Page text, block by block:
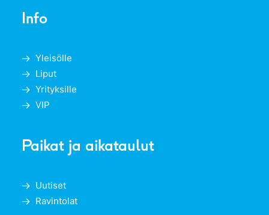
Info
Yleisölle
Liput
Yrityksille
VIP
Paikat ja aikataulut
Uutiset
Ravintolat